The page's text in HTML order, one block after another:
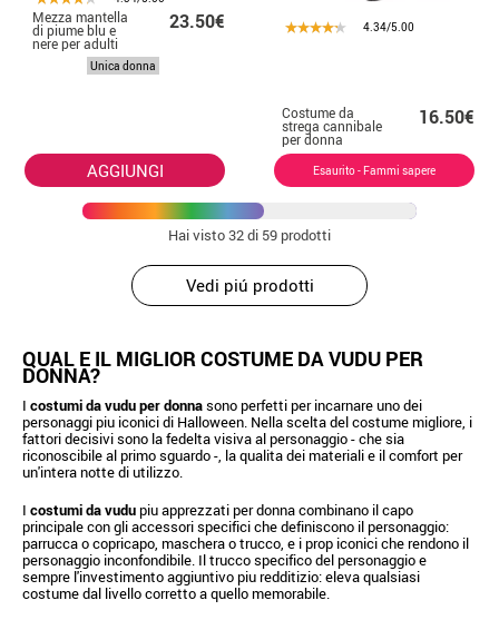
Mezza mantella
di piume blu e
nere per adulti
23.50€
Unica donna
AGGIUNGI
4.34/5.00
Costume da
strega cannibale
per donna
16.50€
Esaurito - Fammi sapere
Hai visto32di 59 prodotti
Vedi piú prodotti
QUAL E IL MIGLIOR COSTUME DA VUDU PER
DONNA?
I costumi da vudu per donnasono perfetti per incarnare uno dei
personaggi piu iconici di Halloween. Nella scelta del costume migliore, i
fattori decisivi sono la fedelta visiva al personaggio - che sia
riconoscibile al primo sguardo -, la qualita dei materiali e il comfort per
un'intera notte di utilizzo.
I costumi da vudupiu apprezzati per donna combinano il capo
principale con gli accessori specifici che definiscono il personaggio:
parrucca o copricapo, maschera o trucco, e i prop iconici che rendono il
personaggio inconfondibile. Il trucco specifico del personaggio e
sempre l'investimento aggiuntivo piu redditizio: eleva qualsiasi
costume dal livello corretto a quello memorabile.